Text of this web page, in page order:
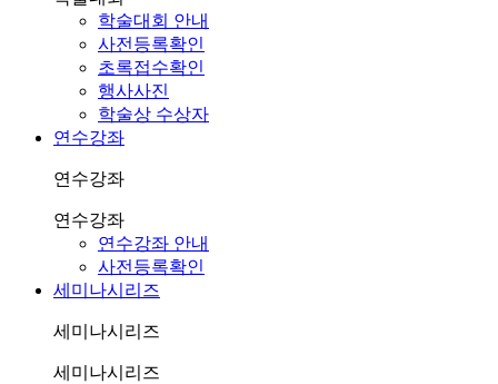
학술대회 안내
사전등록확인
초록접수확인
행사사진
학술상 수상자
연수강좌
연수강좌
연수강좌
연수강좌 안내
사전등록확인
세미나시리즈
세미나시리즈
세미나시리즈